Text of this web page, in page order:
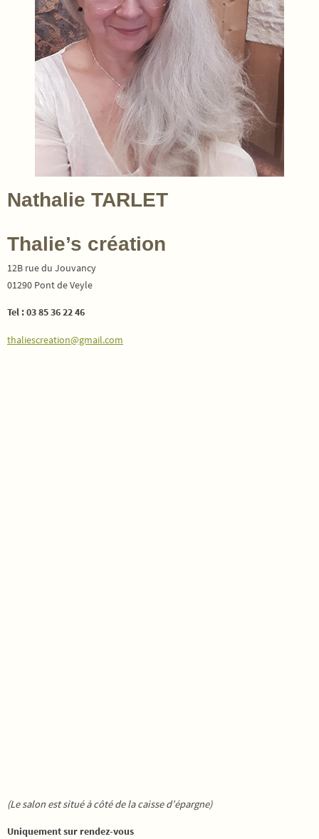
Nathalie TARLET
Thalie’s création
12B rue du Jouvancy
01290 Pont de Veyle
Tel : 03 85 36 22 46
thaliescreation@gmail.com
(Le salon est situé à côté de la caisse d’épargne)
Uniquement sur rendez-vous